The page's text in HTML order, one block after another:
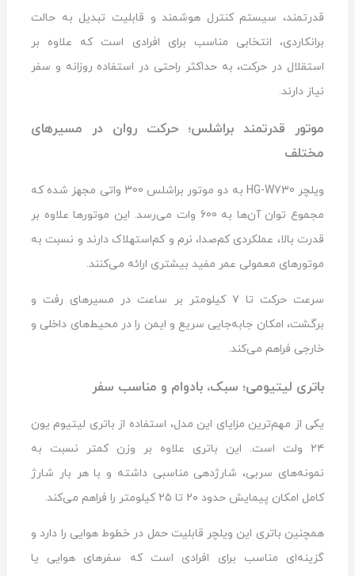
قدرتمند، سیستم کنترل هوشمند و قابلیت تبدیل به حالت
برانکاردی، انتخابی مناسب برای افرادی است که علاوه بر
استقلال در حرکت، به حداکثر راحتی در استفاده روزانه و سفر
نیاز دارند.
موتور قدرتمند براشلس؛ حرکت روان در مسیرهای
مختلف
ویلچر HG-W730 به دو موتور براشلس 300 واتی مجهز شده که
مجموع توان آن‌ها به 600 وات می‌رسد. این موتورها علاوه بر
قدرت بالا، عملکردی کم‌صدا، نرم و کم‌استهلاک دارند و نسبت به
موتورهای معمولی عمر مفید بیشتری ارائه می‌کنند.
سرعت حرکت تا ۷ کیلومتر بر ساعت در مسیرهای رفت و
برگشت، امکان جابه‌جایی سریع و ایمن را در محیط‌های داخلی و
خارجی فراهم می‌کند.
باتری لیتیومی؛ سبک، بادوام و مناسب سفر
یکی از مهم‌ترین مزایای این مدل، استفاده از باتری لیتیوم یون
۲۴ ولت است. این باتری علاوه بر وزن کمتر نسبت به
نمونه‌های سربی، شارژدهی مناسبی داشته و با هر بار شارژ
کامل امکان پیمایش حدود ۲۰ تا ۲۵ کیلومتر را فراهم می‌کند.
همچنین باتری این ویلچر قابلیت حمل در خطوط هوایی را دارد و
گزینه‌ای مناسب برای افرادی است که سفرهای هوایی یا